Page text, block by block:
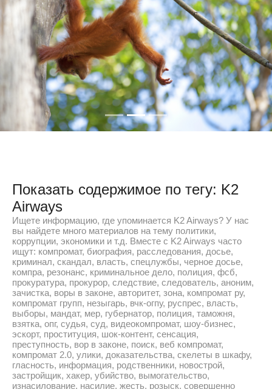
Показать содержимое по тегу: K2
Airways
Ищете информацию, где упоминается K2 Airways? У нас
вы найдете много материалов на тему политики,
коррупции, экономики и т.д. Вместе с K2 Airways часто
ищут: компромат, биография, расследования, досье,
криминал, скандал, власть, спецлужбы, черное досье,
компра, резонанс, криминальное дело, полиция, фсб,
прокуратура, прокурор, следствие, следователь, аноним,
зачистка, воры в законе, авторитет, зона, компромат ру,
компромат групп, незыгарь, вчк-огпу, руспрес, власть,
выборы, мандат, мер, губернатор, полиция, таможня,
взятка, опг, судья, суд, видеокомпромат, шоу-бизнес,
эскорт, проституция, шок-контент, сенсация,
преступность, вор в законе, поиск, веб компромат,
компромат 2.0, улики, доказательства, скелеты в шкафу,
гласность, информация, родственники, новострой,
застройщик, хакер, убийство, вымогательство,
изнасилование, насилие, жесть, розыск, совершенно